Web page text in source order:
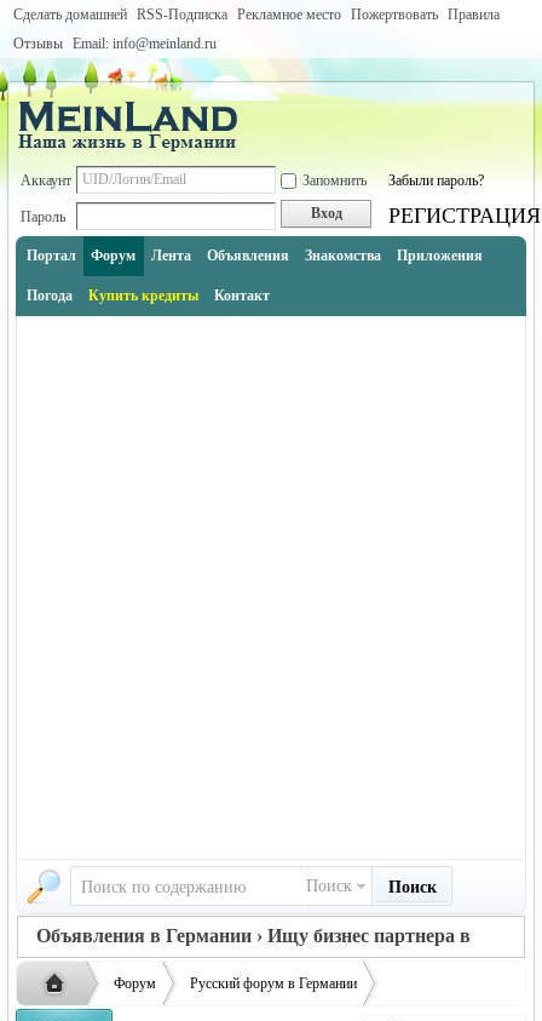
Сделать домашней RSS-Подписка Рекламное место Пожертвовать Правила
Отзывы Email: info@meinland.ru
Аккаунт Запомнить Забыли пароль?
Пароль Вход РЕГИСТРАЦИЯ
Портал Форум Лента Объявления Знакомства Приложения
Погода Купить кредиты Контакт
Поиск Поиск
Объявления в Германии › Ищу бизнес партнера в
ГерманииФорум Русский форум в Германии